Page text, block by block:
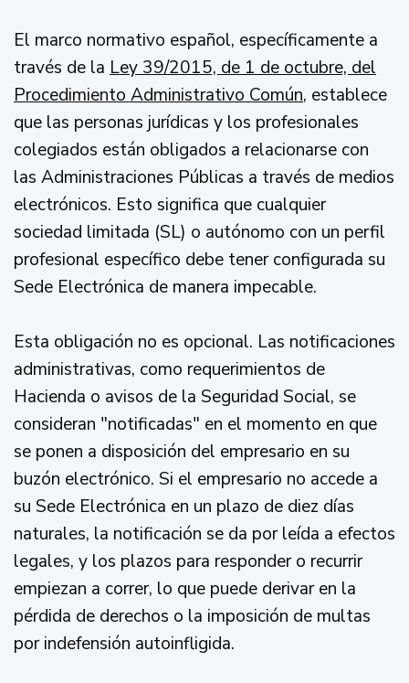
El marco normativo español, específicamente a
través de la Ley 39/2015, de 1 de octubre, del
Procedimiento Administrativo Común, establece
que las personas jurídicas y los profesionales
colegiados están obligados a relacionarse con
las Administraciones Públicas a través de medios
electrónicos. Esto significa que cualquier
sociedad limitada (SL) o autónomo con un perfil
profesional específico debe tener configurada su
Sede Electrónica de manera impecable.
Esta obligación no es opcional. Las notificaciones
administrativas, como requerimientos de
Hacienda o avisos de la Seguridad Social, se
consideran "notificadas" en el momento en que
se ponen a disposición del empresario en su
buzón electrónico. Si el empresario no accede a
su Sede Electrónica en un plazo de diez días
naturales, la notificación se da por leída a efectos
legales, y los plazos para responder o recurrir
empiezan a correr, lo que puede derivar en la
pérdida de derechos o la imposición de multas
por indefensión autoinfligida.